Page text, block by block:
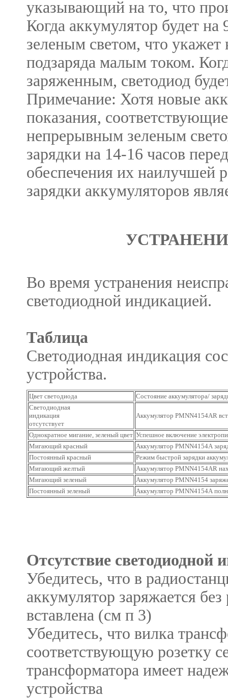
указывающий на то, что
Когда аккумулятор будет на
зеленым светом, что
подзаряда малым током.
заряженным, светодиод
Примечание: Хотя новые
показания,
непрерывным зеленым
зарядки на 14-16 часов
обеспечения их наилучшей
зарядки аккумуляторов
Во время устранения
светодиодной индикацией.
Таблица
Светодиодная индикация
устройства.
Цвет светодиода
Состояние аккумулятора/
Светодиодная
индикация
отсутствует
Аккумулятор PMNN4154AR
Однократное мигание, зеленый цвет Успешное включение
Мигающий красный
Аккумулятор PMNN4154A
Постоянный красный
Режим быстрой зарядки
Мигающий желтый
Аккумулятор PMNN4154AR
Мигающий зеленый
Аккумулятор PMNN4154
Постоянный зеленый
Аккумулятор PMNN4154A
Отсутствие светодиодной
Убедитесь, что в
аккумулятор заряжается
вставлена (см п 3)
Убедитесь, что вилка
соответствующую розетку
трансформатора имеет
устройства